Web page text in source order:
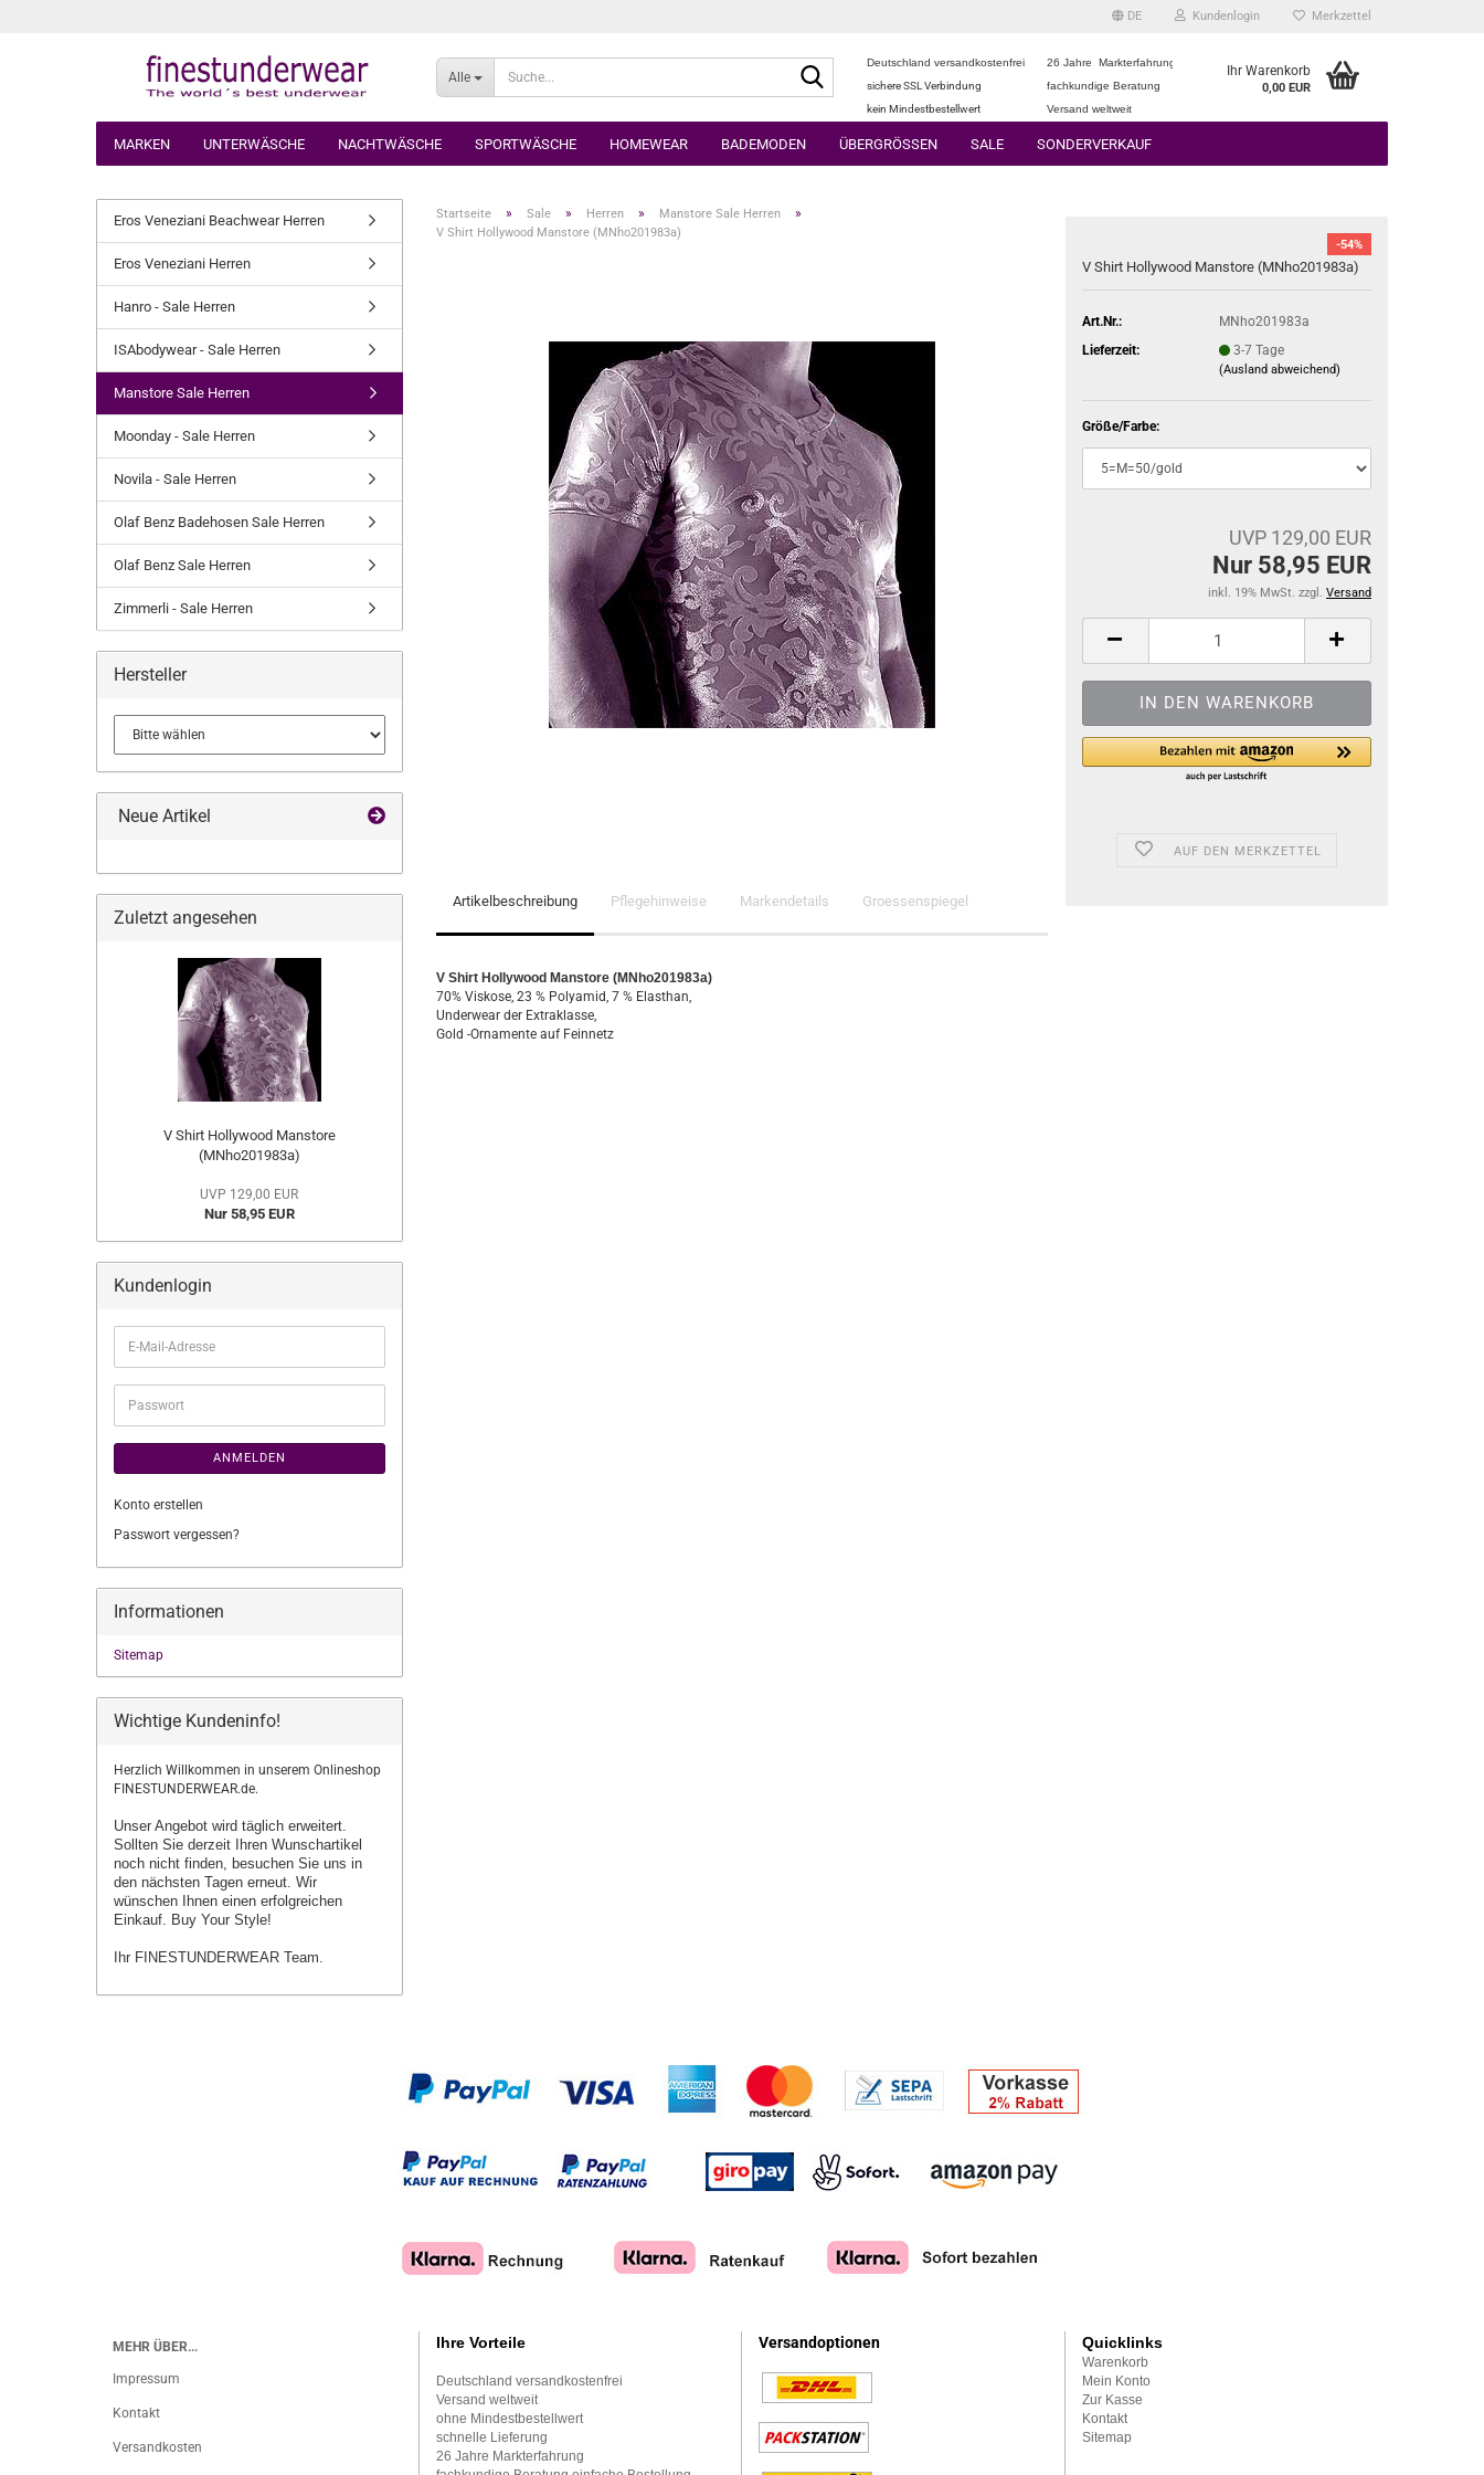
DE Kundenlogin Merkzettel
Alle
Suche...Deutschland versandkostenfrei
26 Jahre Markterfahrung
sichere SSL Verbindung
fachkundige Beratung
kein Mindestbestellwert
Versand weltweit
Ihr Warenkorb
0,00 EUR
MARKEN UNTERWÄSCHE NACHTWÄSCHE SPORTWÄSCHE HOMEWEAR BADEMODEN ÜBERGRÖSSEN SALE SONDERVERKAUF
Startseite » Sale » Herren » Manstore Sale Herren »
V Shirt Hollywood Manstore (MNho201983a)
-54%
V Shirt Hollywood Manstore (MNho201983a)
Art.Nr.:
MNho201983a
Lieferzeit:
3-7 Tage
(Ausland abweichend)
Größe/Farbe:
UVP 129,00 EUR
Nur 58,95 EUR
inkl. 19% MwSt. zzgl. Versand
AUF DEN MERKZETTEL
Artikelbeschreibung Pflegehinweise Markendetails Groessenspiegel
V Shirt Hollywood Manstore (MNho201983a)
70% Viskose, 23 % Polyamid, 7 % Elasthan,
Underwear der Extraklasse,
Gold -Ornamente auf Feinnetz
Eros Veneziani Beachwear Herren
Eros Veneziani Herren
Hanro - Sale Herren
ISAbodywear - Sale Herren
Manstore Sale Herren
Moonday - Sale Herren
Novila - Sale Herren
Olaf Benz Badehosen Sale Herren
Olaf Benz Sale Herren
Zimmerli - Sale Herren
Hersteller
Neue Artikel
Zuletzt angesehen
V Shirt Hollywood Manstore
(MNho201983a)
UVP 129,00 EUR
Nur 58,95 EUR
Kundenlogin
E-
Mail-
Adresse
Passwort
ANMELDEN
Konto erstellen
Passwort vergessen?
Informationen
Sitemap
Wichtige Kundeninfo!
Herzlich Willkommen in unserem Onlineshop
FINESTUNDERWEAR.de.
Unser Angebot wird täglich erweitert.
Sollten Sie derzeit Ihren Wunschartikel
noch nicht finden, besuchen Sie uns in
den nächsten Tagen erneut. Wir
wünschen Ihnen einen erfolgreichen
Einkauf. Buy Your Style!
Ihr FINESTUNDERWEAR Team.
MEHR ÜBER...
Impressum
Kontakt
Versandkosten
Ihre Vorteile
Deutschland versandkostenfrei
Versand weltweit
ohne Mindestbestellwert
schnelle Lieferung
26 Jahre Markterfahrung
Versandoptionen Quicklinks
Warenkorb
Mein Konto
Zur Kasse
Kontakt
Sitemap